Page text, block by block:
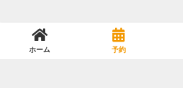
ホーム 予約